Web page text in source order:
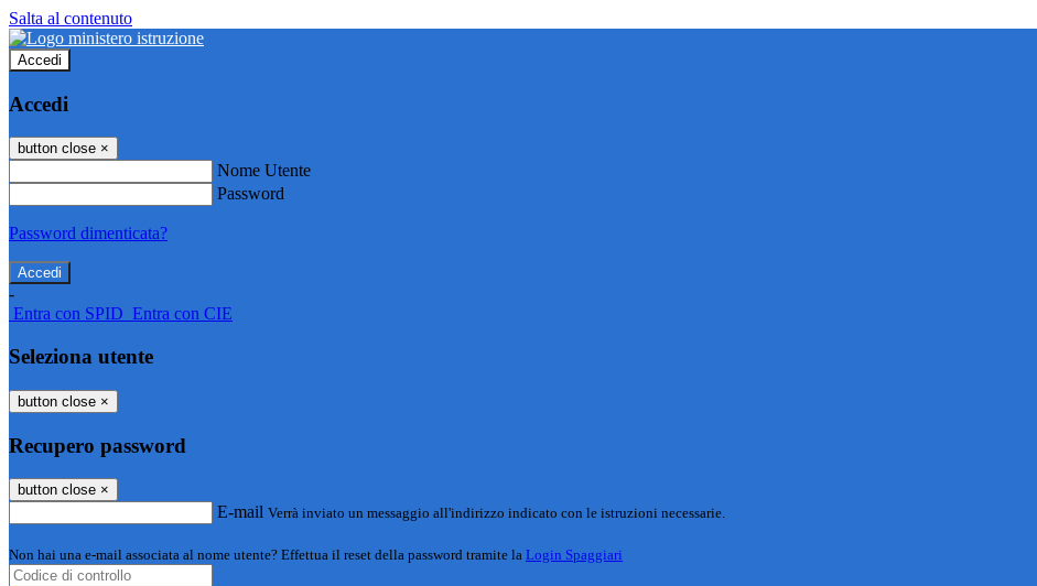
Salta al contenuto
Accedi
Accedi
button close ×
Nome Utente
Password
Password dimenticata?
-
Entra con SPID Entra con CIE
Seleziona utente
button close ×
Recupero password
button close ×
E-mail Verrà inviato un messaggio all'indirizzo indicato con le istruzioni necessarie.
Non hai una e-mail associata al nome utente? Effettua il reset della password tramite la Login Spaggiari